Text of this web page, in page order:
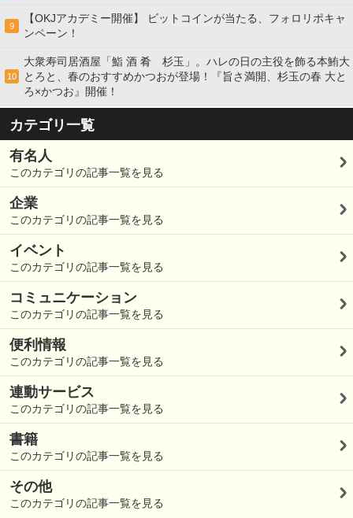
9
【OKJアカデミー開催】 ビットコインが当たる、フォロリポキャ
ンペーン！
10
大衆寿司居酒屋「鮨 酒 肴 杉玉」。ハレの日の主役を飾る本鮪大
とろと、春のおすすめかつおが登場！『旨さ満開、杉玉の春 大と
ろ×かつお』開催！
カテゴリ一覧
有名人
このカテゴリの記事一覧を見る
企業
このカテゴリの記事一覧を見る
イベント
このカテゴリの記事一覧を見る
コミュニケーション
このカテゴリの記事一覧を見る
便利情報
このカテゴリの記事一覧を見る
連動サービス
このカテゴリの記事一覧を見る
書籍
このカテゴリの記事一覧を見る
その他
このカテゴリの記事一覧を見る